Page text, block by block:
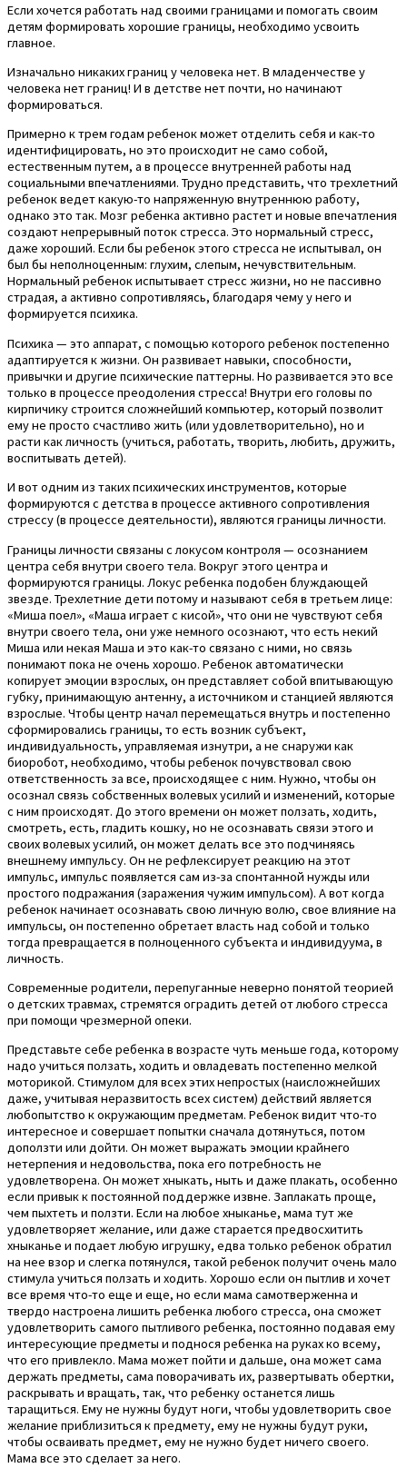
Если хочется работать над своими границами и помогать своим
детям формировать хорошие границы, необходимо усвоить
главное.
Изначально никаких границ у человека нет. В младенчестве у
человека нет границ! И в детстве нет почти, но начинают
формироваться.
Примерно к трем годам ребенок может отделить себя и как-то
идентифицировать, но это происходит не само собой,
естественным путем, а в процессе внутренней работы над
социальными впечатлениями. Трудно представить, что трехлетний
ребенок ведет какую-то напряженную внутреннюю работу,
однако это так. Мозг ребенка активно растет и новые впечатления
создают непрерывный поток стресса. Это нормальный стресс,
даже хороший. Если бы ребенок этого стресса не испытывал, он
был бы неполноценным: глухим, слепым, нечувствительным.
Нормальный ребенок испытывает стресс жизни, но не пассивно
страдая, а активно сопротивляясь, благодаря чему у него и
формируется психика.
Психика — это аппарат, с помощью которого ребенок постепенно
адаптируется к жизни. Он развивает навыки, способности,
привычки и другие психические паттерны. Но развивается это все
только в процессе преодоления стресса! Внутри его головы по
кирпичику строится сложнейший компьютер, который позволит
ему не просто счастливо жить (или удовлетворительно), но и
расти как личность (учиться, работать, творить, любить, дружить,
воспитывать детей).
И вот одним из таких психических инструментов, которые
формируются с детства в процессе активного сопротивления
стрессу (в процессе деятельности), являются границы личности.
Границы личности связаны с локусом контроля — осознанием
центра себя внутри своего тела. Вокруг этого центра и
формируются границы. Локус ребенка подобен блуждающей
звезде. Трехлетние дети потому и называют себя в третьем лице:
«Миша поел», «Маша играет с кисой», что они не чувствуют себя
внутри своего тела, они уже немного осознают, что есть некий
Миша или некая Маша и это как-то связано с ними, но связь
понимают пока не очень хорошо. Ребенок автоматически
копирует эмоции взрослых, он представляет собой впитывающую
губку, принимающую антенну, а источником и станцией являются
взрослые. Чтобы центр начал перемещаться внутрь и постепенно
сформировались границы, то есть возник субъект,
индивидуальность, управляемая изнутри, а не снаружи как
биоробот, необходимо, чтобы ребенок почувствовал свою
ответственность за все, происходящее с ним. Нужно, чтобы он
осознал связь собственных волевых усилий и изменений, которые
с ним происходят. До этого времени он может ползать, ходить,
смотреть, есть, гладить кошку, но не осознавать связи этого и
своих волевых усилий, он может делать все это подчиняясь
внешнему импульсу. Он не рефлексирует реакцию на этот
импульс, импульс появляется сам из-за спонтанной нужды или
простого подражания (заражения чужим импульсом). А вот когда
ребенок начинает осознавать свою личную волю, свое влияние на
импульсы, он постепенно обретает власть над собой и только
тогда превращается в полноценного субъекта и индивидуума, в
личность.
Современные родители, перепуганные неверно понятой теорией
о детских травмах, стремятся оградить детей от любого стресса
при помощи чрезмерной опеки.
Представьте себе ребенка в возрасте чуть меньше года, которому
надо учиться ползать, ходить и овладевать постепенно мелкой
моторикой. Стимулом для всех этих непростых (наисложнейших
даже, учитывая неразвитость всех систем) действий является
любопытство к окружающим предметам. Ребенок видит что-то
интересное и совершает попытки сначала дотянуться, потом
доползти или дойти. Он может выражать эмоции крайнего
нетерпения и недовольства, пока его потребность не
удовлетворена. Он может хныкать, ныть и даже плакать, особенно
если привык к постоянной поддержке извне. Заплакать проще,
чем пыхтеть и ползти. Если на любое хныканье, мама тут же
удовлетворяет желание, или даже старается предвосхитить
хныканье и подает любую игрушку, едва только ребенок обратил
на нее взор и слегка потянулся, такой ребенок получит очень мало
стимула учиться ползать и ходить. Хорошо если он пытлив и хочет
все время что-то еще и еще, но если мама самотверженна и
твердо настроена лишить ребенка любого стресса, она сможет
удовлетворить самого пытливого ребенка, постоянно подавая ему
интересующие предметы и поднося ребенка на руках ко всему,
что его привлекло. Мама может пойти и дальше, она может сама
держать предметы, сама поворачивать их, развертывать обертки,
раскрывать и вращать, так, что ребенку останется лишь
таращиться. Ему не нужны будут ноги, чтобы удовлетворить свое
желание приблизиться к предмету, ему не нужны будут руки,
чтобы осваивать предмет, ему не нужно будет ничего своего.
Мама все это сделает за него.